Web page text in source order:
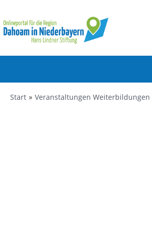
Start Veranstaltungen Weiterbildungen